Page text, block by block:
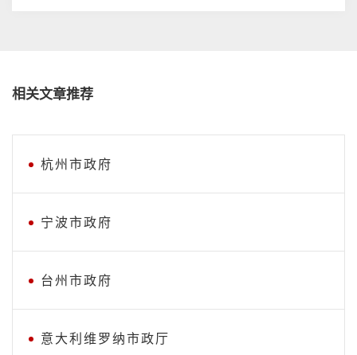
相关文章推荐
杭州市政府
宁波市政府
台州市政府
意大利维罗纳市政厅